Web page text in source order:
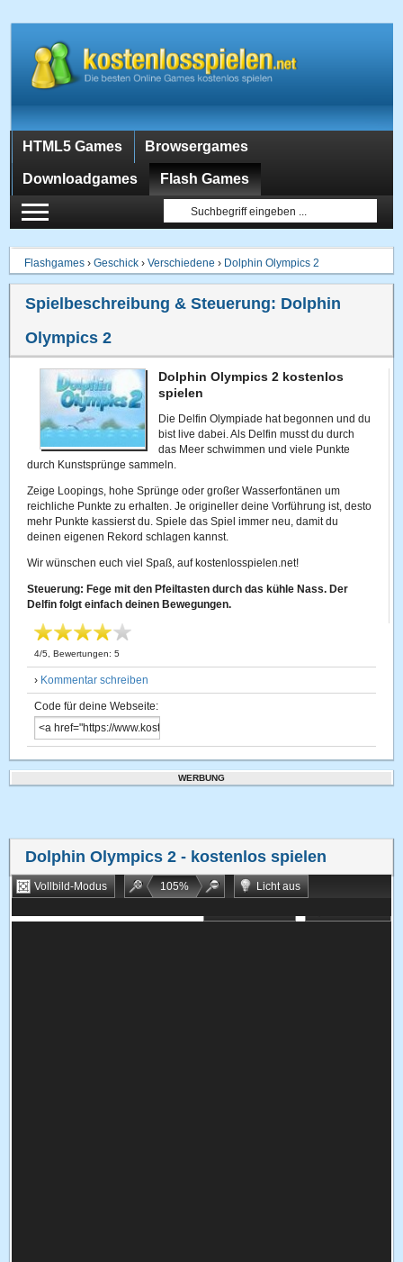
HTML5 Games Browsergames
Downloadgames Flash Games
Flashgames ›Geschick ›Verschiedene › Dolphin Olympics 2
Spielbeschreibung & Steuerung: Dolphin
Olympics 2
Dolphin Olympics 2 kostenlos
spielen
Die Delfin Olympiade hat begonnen und du
bist live dabei. Als Delfin musst du durch
das Meer schwimmen und viele Punkte
durch Kunstsprünge sammeln.
Zeige Loopings, hohe Sprünge oder großer Wasserfontänen um
reichliche Punkte zu erhalten. Je origineller deine Vorführung ist, desto
mehr Punkte kassierst du. Spiele das Spiel immer neu, damit du
deinen eigenen Rekord schlagen kannst.
Wir wünschen euch viel Spaß, auf kostenlosspielen.net!
Steuerung: Fege mit den Pfeiltasten durch das kühle Nass. Der
Delfin folgt einfach deinen Bewegungen.
4/5 , Bewertungen:5
› Kommentar schreiben
Code für deine Webseite:
WERBUNG
Dolphin Olympics 2 - kostenlos spielen
Vollbild-Modus 105%
Licht aus